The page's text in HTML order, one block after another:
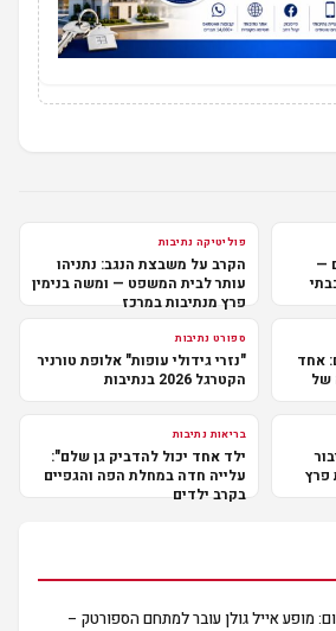
—
פוליטיקה נתיבות
הקרב על משבצת הנגב: נתניהו
עותר לבית המשפט — ומשה בנימין
פרץ מנתיבות במרכז
אחד
של
ספורט נתיבות
"נזרי גידולי עופות" אלופת טורניר
הקטרגל 2026 בנתיבות
פרץ
בריאות נתיבות
ילד אחד יכול להדביק גן שלם":
עלייה חדה במחלת הפה והגפיים
בקרב ילדים
מופע אייל גולן עובר למתחם הספורטק –